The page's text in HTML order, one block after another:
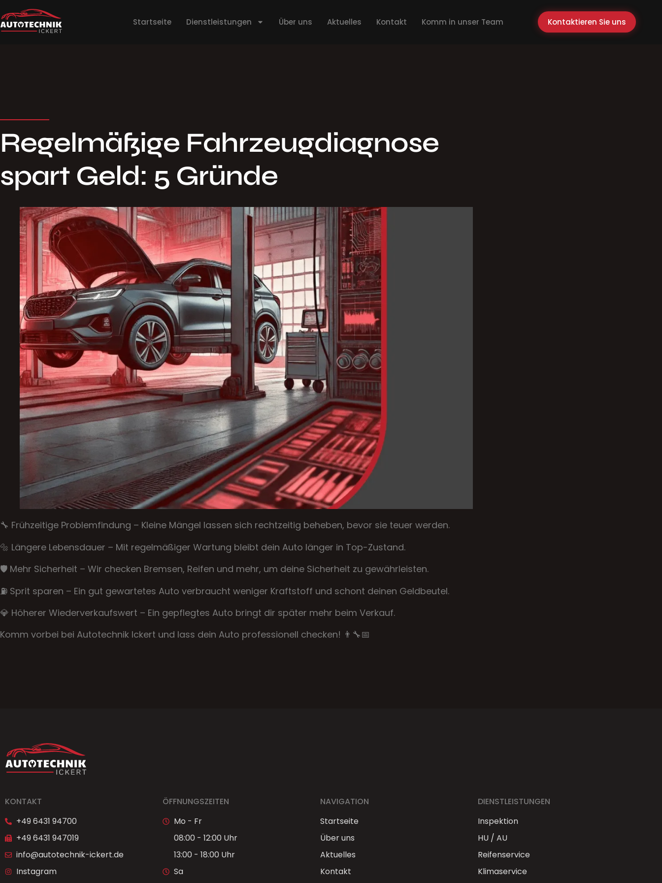
Startseite Dienstleistungen Über uns Aktuelles Kontakt Komm in unser Team Kontaktieren Sie uns
Regelmäßige Fahrzeugdiagnose
spart Geld: 5 Gründe
🔧 Frühzeitige Problemfindung – Kleine Mängel lassen sich rechtzeitig beheben, bevor sie teuer werden.
🔩 Längere Lebensdauer – Mit regelmäßiger Wartung bleibt dein Auto länger in Top-Zustand.
🛡️ Mehr Sicherheit – Wir checken Bremsen, Reifen und mehr, um deine Sicherheit zu gewährleisten.
⛽ Sprit sparen – Ein gut gewartetes Auto verbraucht weniger Kraftstoff und schont deinen Geldbeutel.
💎 Höherer Wiederverkaufswert – Ein gepflegtes Auto bringt dir später mehr beim Verkauf.
Komm vorbei bei Autotechnik Ickert und lass dein Auto professionell checken! 👨‍🔧📅
KONTAKT
+49 6431 94700
+49 6431 947019
info@autotechnik-ickert.de
Instagram
ÖFFNUNGSZEITEN
Mo - Fr
08:00 - 12:00 Uhr
13:00 - 18:00 Uhr
Sa
NAVIGATION
Startseite
Über uns
Aktuelles
Kontakt
DIENSTLEISTUNGEN
Inspektion
HU / AU
Reifenservice
Klimaservice